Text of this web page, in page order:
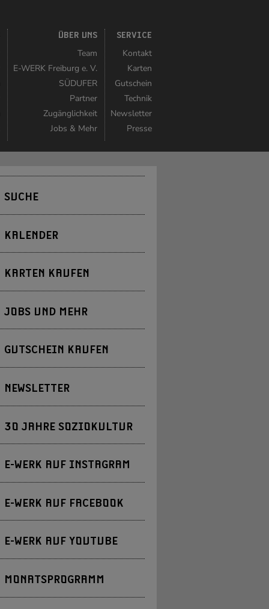
ÜBER UNS
Team
E-WERK Freiburg e. V.
SÜDUFER
Partner
Zugänglichkeit
Jobs & Mehr
SERVICE
Kontakt
Karten
Gutschein
Technik
Newsletter
Presse
SUCHE
KALENDER
KARTEN KAUFEN
JOBS UND MEHR
GUTSCHEIN KAUFEN
NEWSLETTER
30 JAHRE SOZIOKULTUR
E-WERK AUF INSTAGRAM
E-WERK AUF FACEBOOK
E-WERK AUF YOUTUBE
MONATSPROGRAMM